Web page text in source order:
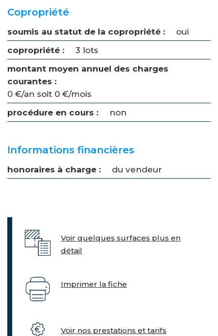
Copropriété
soumis au statut de la copropriété :
oui
copropriété :
3 lots
montant moyen annuel des charges
courantes :
0 €/an soit 0 €/mois
procédure en cours :
non
Informations financières
honoraires à charge : du vendeur
Voir quelques surfaces plus en
détail
Imprimer la fiche
Voir nos prestations et tarifs